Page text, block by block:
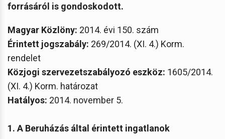
forrásáról is gondoskodott.
Magyar Közlöny: 2014. évi 150. szám
Érintett jogszabály: 269/2014. (XI. 4.) Korm.
rendelet
Közjogi szervezetszabályozó eszköz: 1605/2014.
(XI. 4.) Korm. határozat
Hatályos: 2014. november 5.
1. A Beruházás által érintett ingatlanok